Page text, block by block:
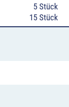
End-
und
5 Stück
15 Stück